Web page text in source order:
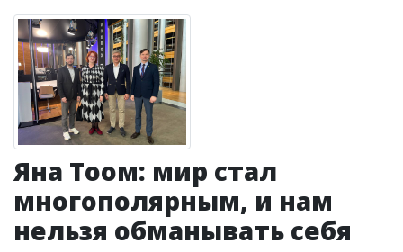
Яна Тоом: мир стал
многополярным, и нам
нельзя обманывать себя